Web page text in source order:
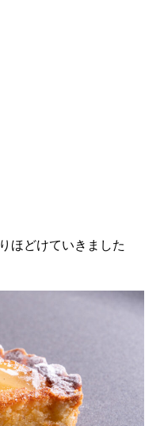
ほどけていきました